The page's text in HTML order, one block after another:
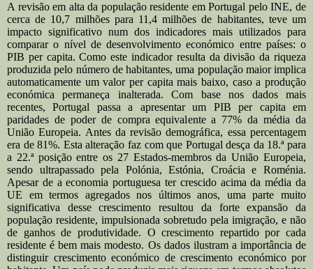
A revisão em alta da população residente em Portugal pelo INE, de
cerca de 10,7 milhões para 11,4 milhões de habitantes, teve um
impacto significativo num dos indicadores mais utilizados para
comparar o nível de desenvolvimento económico entre países: o
PIB per capita. Como este indicador resulta da divisão da riqueza
produzida pelo número de habitantes, uma população maior implica
automaticamente um valor per capita mais baixo, caso a produção
económica permaneça inalterada. Com base nos dados mais
recentes, Portugal passa a apresentar um PIB per capita em
paridades de poder de compra equivalente a 77% da média da
União Europeia. Antes da revisão demográfica, essa percentagem
era de 81%. Esta alteração faz com que Portugal desça da 18.ª para
a 22.ª posição entre os 27 Estados-membros da União Europeia,
sendo ultrapassado pela Polónia, Estónia, Croácia e Roménia.
Apesar de a economia portuguesa ter crescido acima da média da
UE em termos agregados nos últimos anos, uma parte muito
significativa desse crescimento resultou da forte expansão da
população residente, impulsionada sobretudo pela imigração, e não
de ganhos de produtividade. O crescimento repartido por cada
residente é bem mais modesto. Os dados ilustram a importância de
distinguir crescimento económico de crescimento económico por